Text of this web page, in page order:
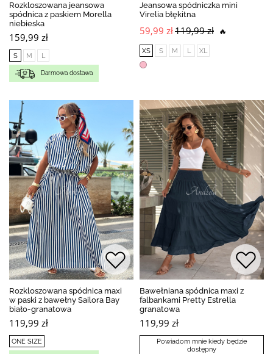
Rozkloszowana jeansowa
spódnica z paskiem Morella
niebieska
159,99 zł
S M L
Darmowa dostawa
Jeansowa spódniczka mini
Virelia błękitna
59,99 zł119,99 zł 🔥
XS S M L XL
Rozkloszowana spódnica maxi
w paski z bawełny Sailora Bay
biało-granatowa
119,99 zł
ONE SIZE
Bawełniana spódnica maxi z
falbankami Pretty Estrella
granatowa
119,99 zł
Powiadom mnie kiedy będzie
dostępny